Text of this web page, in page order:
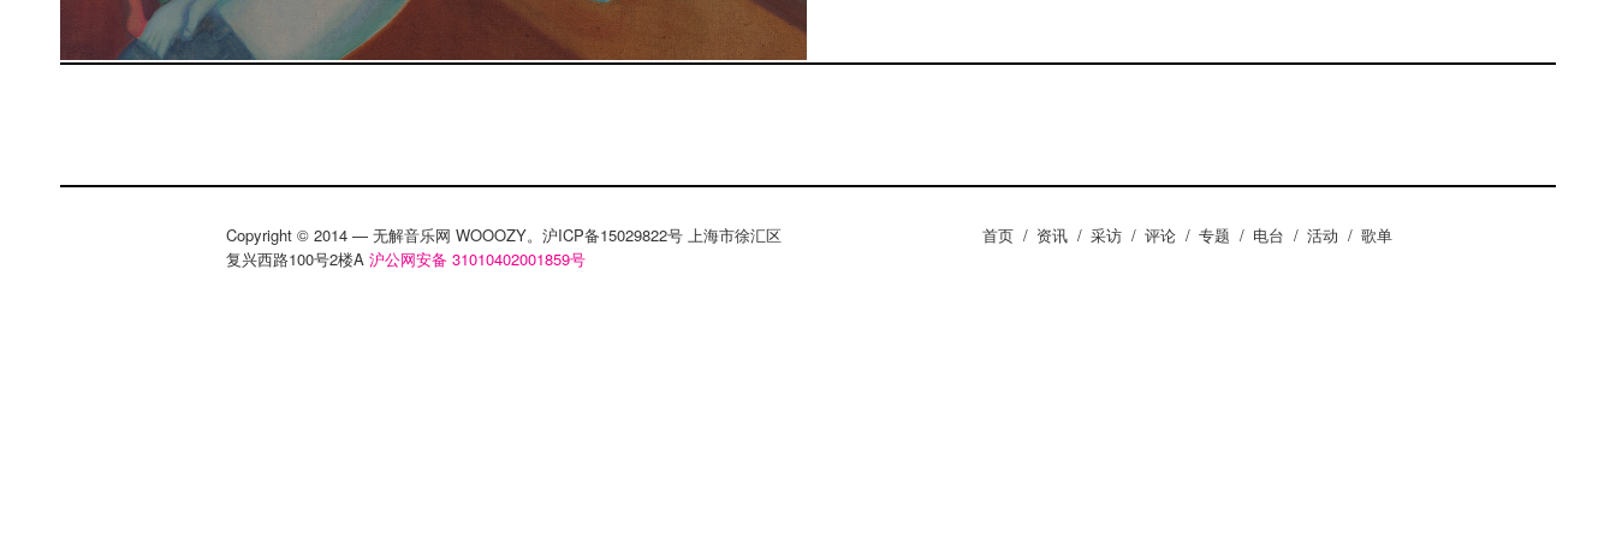
Copyright © 2014 — 无解音乐网 WOOOZY。沪ICP备15029822号 上海市徐汇区
复兴西路100号2楼A 沪公网安备 31010402001859号
首页 / 资讯 / 采访 / 评论 / 专题 / 电台 / 活动 / 歌单